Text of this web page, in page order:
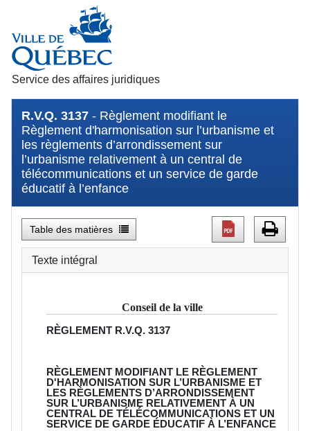
Service des affaires juridiques
R.V.Q. 3137 - Règlement modifiant le
Règlement d'harmonisation sur l’urbanisme et
les règlements d’arrondissement sur
l’urbanisme relativement à un central de
télécommunications et un service de garde
éducatif à l’enfance
Table des matières
Texte intégral
Conseil de la ville
RÈGLEMENT R.V.Q. 3137
RÈGLEMENT MODIFIANT LE RÈGLEMENT
D'HARMONISATION SUR L’URBANISME ET
LES RÈGLEMENTS D’ARRONDISSEMENT
SUR L’URBANISME RELATIVEMENT À UN
CENTRAL DE TÉLÉCOMMUNICATIONS ET UN
SERVICE DE GARDE ÉDUCATIF À L’ENFANCE